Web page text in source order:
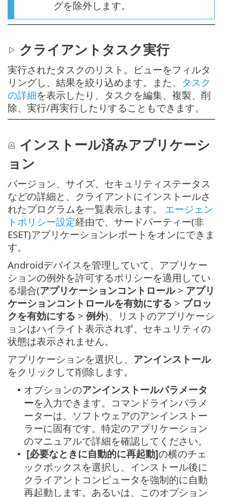
グを除外します。
クライアントタスク実行
実行されたタスクのリスト。ビューをフィルタ
リングし、結果を絞り込めます。また、 タスク
の詳細を表示したり、タスクを編集、複製、削
除、実行/再実行したりすることもできます。
インストール済みアプリケーシ
ョン
バージョン、サイズ、セキュリティステータス
などの詳細と、クライアントにインストールさ
れたプログラムを一覧表示します。 エージェン
トポリシー設定経由で、サードパーティー(非
ESET)アプリケーションレポートをオンにできま
す。
Androidデバイスを管理していて、アプリケー
ションの例外を許可するポリシーを適用してい
る場合(アプリケーションコントロール> アプリ
ケーションコントロールを有効にする > ブロッ
クを有効にする > 例外)、リストのアプリケーシ
ョンはハイライト表示されず、セキュリティの
状態は表示されません。
アプリケーションを選択し、 アンインストール
をクリックして削除します。
• オプションのアンインストールパラメータ
ーを入力できます。コマンドラインパラメ
ーターは、ソフトウェアのアンインストー
ラーに固有です。特定のアプリケーション
のマニュアルで詳細を確認してください。
• [必要なときに自動的に再起動]の横のチェ
ックボックスを選択し、インストール後に
クライアントコンピュータを強制的に自動
再起動します。あるいは、このオプション